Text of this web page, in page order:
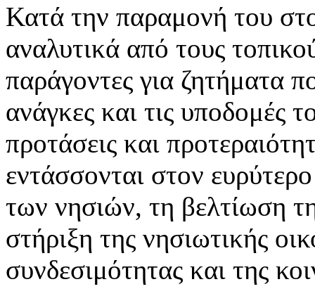
Κατά την παραμονή του
αναλυτικά από τους
παράγοντες για ζητήματα
ανάγκες και τις υποδομές
προτάσεις και
εντάσσονται στον
των νησιών, τη βελτίωση
στήριξη της νησιωτικής
συνδεσιμότητας και της